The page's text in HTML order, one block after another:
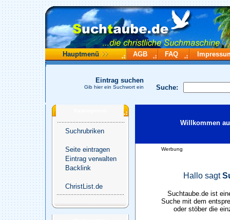
Hauptmenü AGB FAQ
Suche:
Eintrag suchen
Gib hier ein Suchwort ein
Suchrubriken
Seite eintragen
Eintrag verwalten
Backlink
ChristList.de
Willkommen
Werbung
Hallo sagt
Suchtaube.de ist
Suche mit dem
oder stöber die